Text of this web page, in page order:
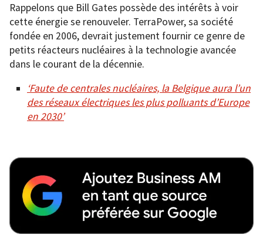
Rappelons que Bill Gates possède des intérêts à voir
cette énergie se renouveler. TerraPower, sa société
fondée en 2006, devrait justement fournir ce genre de
petits réacteurs nucléaires à la technologie avancée
dans le courant de la décennie.
‘Faute de centrales nucléaires, la Belgique aura l’un
des réseaux électriques les plus polluants d’Europe
en 2030’